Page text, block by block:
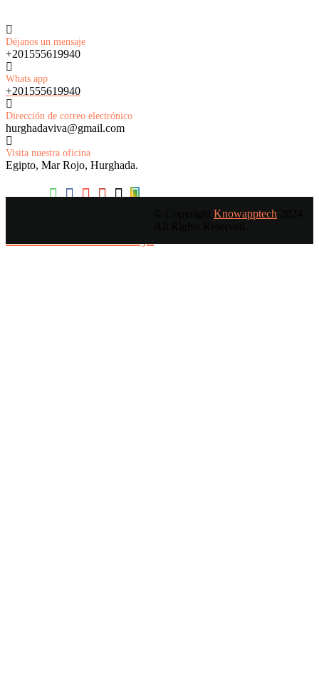
Déjanos un mensaje
+201555619940
Whats app
+201555619940
Dirección de correo electrónico
hurghadaviva@gmail.com
Visita nuestra oficina
Egipto, Mar Rojo, Hurghada.
Knowapptech